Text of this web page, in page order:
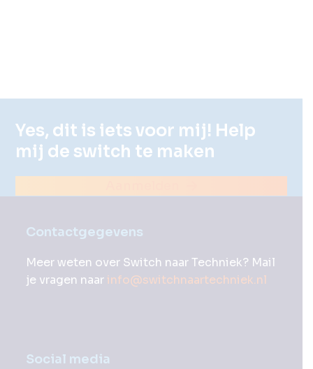
Yes, dit is iets voor mij! Help
mij de switch te maken
Contactgegevens
Meer weten over Switch naar Techniek? Mail
je vragen naarinfo@switchnaartechniek.nl
Social media